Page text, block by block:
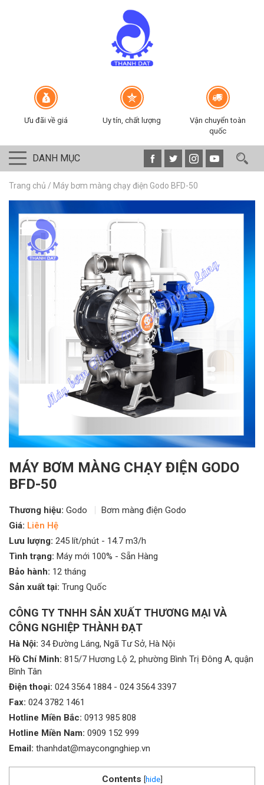
Ưu đãi về giá Uy tín, chất lượng
Vận chuyển toàn
quốc
DANH MỤC
Trang chủ / Máy bơm màng chạy điện Godo BFD-50
MÁY BƠM MÀNG CHẠY ĐIỆN GODO
BFD-50
Thương hiệu: Godo
Bơm màng điện Godo
Giá: Liên Hệ
Lưu lượng: 245 lít/phút - 14.7 m3/h
Tình trạng: Máy mới 100% - Sẵn Hàng
Bảo hành: 12 tháng
Sản xuất tại: Trung Quốc
CÔNG TY TNHH SẢN XUẤT THƯƠNG MẠI VÀ
CÔNG NGHIỆP THÀNH ĐẠT
Hà Nội: 34 Đường Láng, Ngã Tư Sở, Hà Nội
Hồ Chí Minh: 815/7 Hương Lộ 2, phường Bình Trị Đông A, quận
Bình Tân
Điện thoại: 024 3564 1884- 024 3564 3397
Fax: 024 3782 1461
Hotline Miền Bắc: 0913 985 808
Hotline Miền Nam: 0909 152 999
Email: thanhdat@maycongnghiep.vn
Contents [hide]